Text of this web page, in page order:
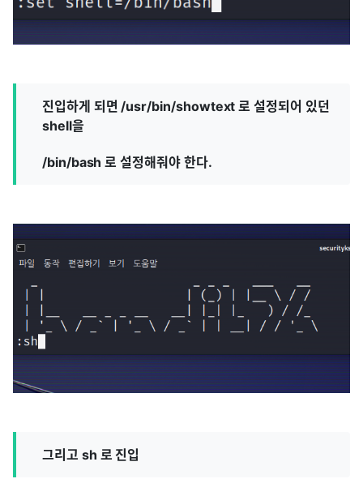
진입하게 되면 /usr/bin/showtext 로 설정되어 있던
shell을
/bin/bash 로 설정해줘야 한다.
그리고 sh 로 진입